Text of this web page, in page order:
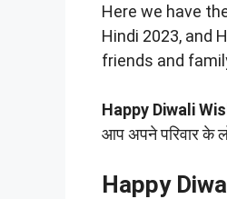
Here we have
Hindi 2023, and
friends and
Happy Diwali
आप अपने परिवार के
Happy